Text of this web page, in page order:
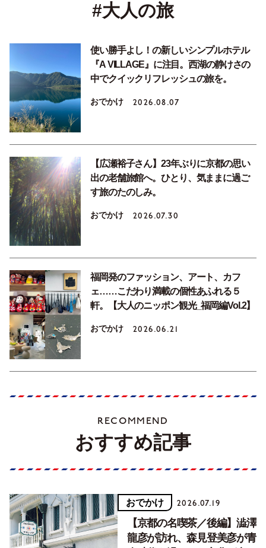
#大人の旅
使い勝手よし！の新しいシンプルホテル
『A VILLAGE』に注目。西湖の静けさの
中でクイックリフレッシュの旅を。
おでかけ 2026.08.07
【広瀬裕子さん】23年ぶりに京都の思い
出の老舗旅館へ。ひとり、気ままに過ご
す旅のたのしみ。
おでかけ 2026.07.30
福岡発のファッション、アート、カフ
ェ……こだわり満載の個性あふれる５
軒。【大人のニッポン観光_福岡編Vol.2】
おでかけ 2026.06.21
RECOMMEND
おすすめ記事
おでかけ 2026.07.19
【京都の名喫茶／後編】澁澤
龍彦が訪れ、森見登美彦が青